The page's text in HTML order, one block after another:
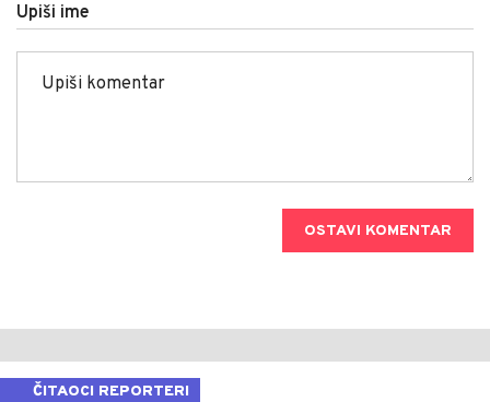
Upiši ime
OSTAVI KOMENTAR
ČITAOCI REPORTERI